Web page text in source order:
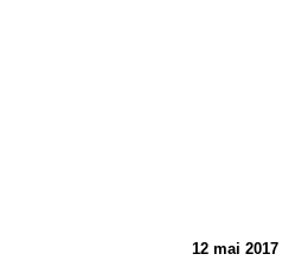
12 mai 2017